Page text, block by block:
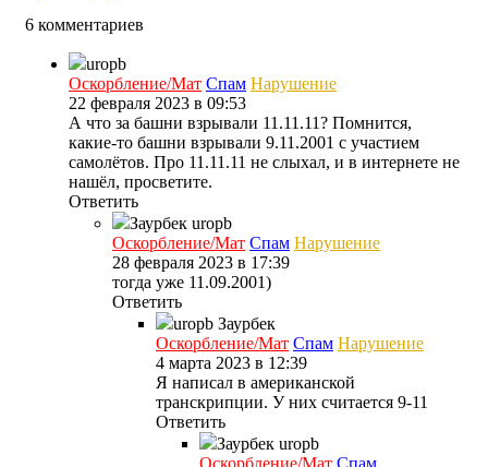
6 комментариев
uropb
Оскорбление/Мат Спам Нарушение
22 февраля 2023 в 09:53
А что за башни взрывали 11.11.11? Помнится,
какие-то башни взрывали 9.11.2001 с участием
самолётов. Про 11.11.11 не слыхал, и в интернете не
нашёл, просветите.
Ответить
Заурбек uropb
Оскорбление/Мат Спам Нарушение
28 февраля 2023 в 17:39
тогда уже 11.09.2001)
Ответить
uropb Заурбек
Оскорбление/Мат Спам Нарушение
4 марта 2023 в 12:39
Я написал в американской
транскрипции. У них считается 9-11
Ответить
Заурбек uropb
Оскорбление/Мат Спам